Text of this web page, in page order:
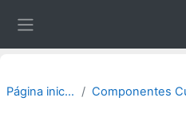
Página inicial